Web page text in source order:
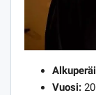
Vuosi: